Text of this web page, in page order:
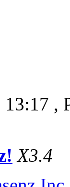
,
X3.4